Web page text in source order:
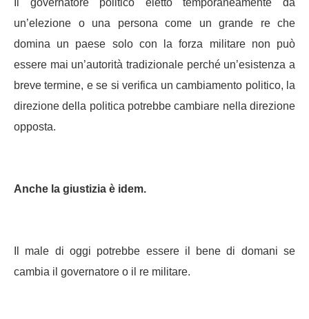
Il governatore politico eletto temporaneamente da
un’elezione o una persona come un grande re che
domina un paese solo con la forza militare non può
essere mai un’autorità tradizionale perché un’esistenza a
breve termine, e se si verifica un cambiamento politico, la
direzione della politica potrebbe cambiare nella direzione
opposta.
Anche la giustizia è idem.
Il male di oggi potrebbe essere il bene di domani se
cambia il governatore o il re militare.